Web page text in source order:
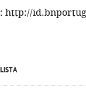
http://